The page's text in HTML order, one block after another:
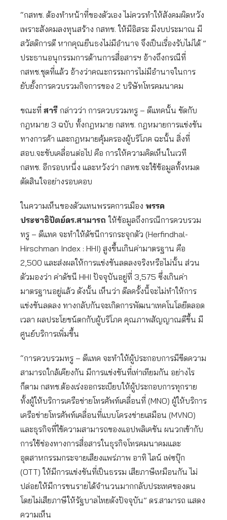
“กสทช. ต้องทำหน้าที่ของตัวเอง ไม่ควรทำให้สังคมผิดหวัง
เพราะสังคมลงทุนสร้าง กสทช. ให้มีอิสระ มีงบประมาณ มี
สวัสดิการดี หากคุณยืนธงไม่มีอำนาจ จึงเป็นเรื่องรับไม่ได้ ”
ประธานอนุกรรมการด้านการสื่อสารฯ อ้างถึงกรณีที่
กสทช.ชุดที่แล้ว อ้างว่าคณะกรรมการไม่มีอำนาจในการ
ยับยั้งการควบรวมกิจการของ 2 บริษัทโทรคมนาคม
ขณะที่ สารี กล่าวว่า การควบรวมทรู – ดีแทคนั้น ขัดกับ
กฎหมาย 3 ฉบับ ทั้งกฎหมาย กสทช. กฎหมายการแข่งขัน
ทางการค้า และกฎหมายคุ้มครองผู้บริโภค ฉะนั้น สิ่งที่
สอบ.จะขับเคลื่อนต่อไป คือ การให้ความคิดเห็นในเวที
กสทช. อีกรอบหนึ่ง และหวังว่า กสทช.จะใช้ข้อมูลทั้งหมด
ตัดสินใจอย่างรอบคอบ
ในความเห็นของตัวแทนพรรคการเมือง พรรค
ประชาธิปัตย์ดร.สามารถให้ข้อมูลถึงกรณีการควบรวม
ทรู – ดีแทค จะทำให้ดัชนีการกระจุกตัว (Herfindhal-
Hirschman Index : HHI) สูงขึ้นเกินค่ามาตรฐาน คือ
2,500 และส่งผลให้การแข่งขันลดลงจริงหรือไม่นั้น ส่วน
ตัวมองว่า ค่าดัชนี HHI ปัจจุบันอยู่ที่ 3,575 ซึ่งเกินค่า
มาตรฐานอยู่แล้ว ดังนั้น เห็นว่า ดีลครั้งนี้จะไม่ทำให้การ
แข่งขันลดลง ทางกลับกันจะเกิดการพัฒนาเทคโนโลยีตลอด
เวลา ผลประโยชน์ตกกับผู้บริโภค คุณภาพสัญญาณดีขึ้น มี
ศูนย์บริการเพิ่มขึ้น
“การควบรวมทรู – ดีแทค จะทำให้ผู้ประกอบการมีขีดความ
สามารถใกล้เคียงกัน มีการแข่งขันที่เท่าเทียมกัน อย่างไร
ก็ตาม กสทช.ต้องเร่งออกระเบียบให้ผู้ประกอบการทุกราย
ทั้งผู้ให้บริการเครือข่ายโทรศัพท์เคลื่อนที่ (MNO) ผู้ให้บริการ
เครือข่ายโทรศัพท์เคลื่อนที่แบบโครงข่ายเสมือน (MVNO)
และธุรกิจที่ใช้ความสามารถของแอปพลิเคชัน ผนวกเข้ากับ
การใช้ช่องทางการสื่อสารในธุรกิจโทรคมนาคมและ
อุตสาหกรรมกระจายเสียงแพร่ภาพ อาทิ ไลน์ เฟซบุ๊ก
(OTT) ให้มีการแข่งขันที่เป็นธรรม เสียภาษีเหมือนกัน ไม่
ปล่อยให้มีการขนรายได้จำนวนมากกลับประเทศของตน
โดยไม่เสียภาษีให้รัฐบาลไทยดังปัจจุบัน” ดร.สามารถ แสดง
ความเห็น